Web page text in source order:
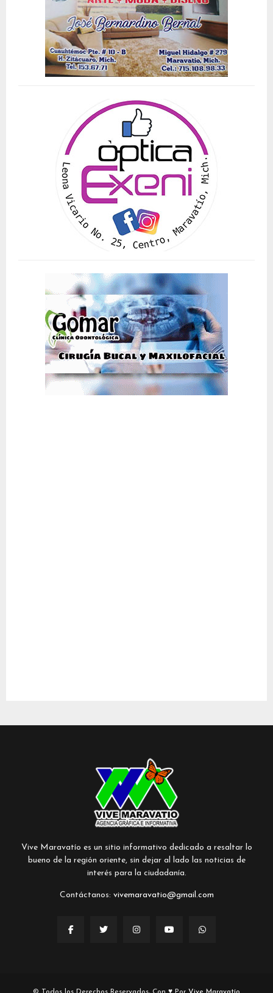
Vive Maravatío es un sitio informativo dedicado a resaltar lo
bueno de la región oriente, sin dejar al lado las noticias de
interés para la ciudadanía.
Contáctanos: vivemaravatio@gmail.com